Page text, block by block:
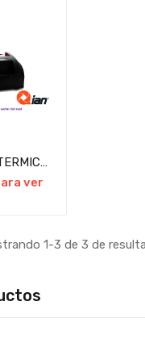
ver
1-3 de 3 de